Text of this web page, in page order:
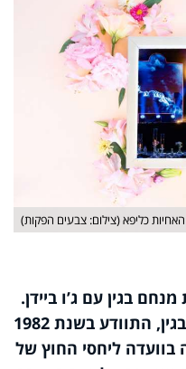
האחיות כליפא (צילום: צבעים הפקות)
בגין עם ג’ו ביידן.
ראש הממשלה המנוח, מנחם בגין, התוודע בשנת 1982
בוועדה ליחסי החוץ של